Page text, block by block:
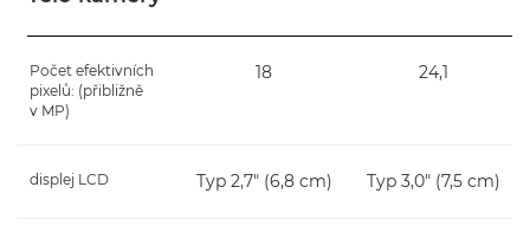
Počet efektivních
pixelů: (přibližně
v MP)
18 24,1
displej LCD Typ 2,7" (6,8 cm) Typ 3,0" (7,5 cm)